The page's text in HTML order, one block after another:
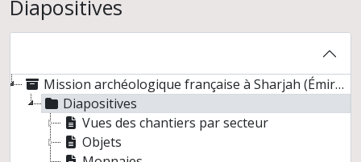
Diapositives
Mission archéologique française à Sharjah (Émirats arabes unis)
Diapositives
Vues des chantiers par secteur
Objets